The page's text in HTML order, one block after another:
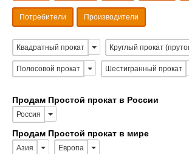
Потребители Производители
Квадратный прокат Круглый прокат
Полосовой прокат Шестигранный прокат
Продам Простой прокат в России
Россия
Продам Простой прокат в мире
Азия Европа